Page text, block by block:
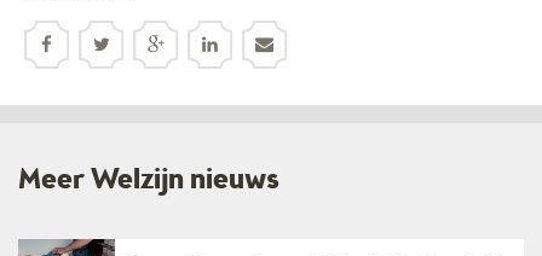
Meer Welzijn nieuws